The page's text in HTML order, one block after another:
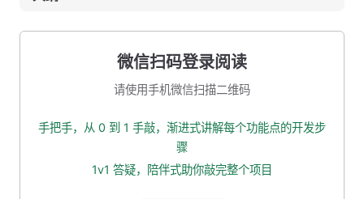
为什么需要自定义字典？
配置自定义字典
自定义拓展停用词
为什么需要停用词？
微信扫码登录阅读
请使用手机微信扫描二维码
手把手，从 0 到 1 手敲，渐进式讲解每个功能点的开发步
骤
1v1 答疑，陪伴式助你敲完整个项目